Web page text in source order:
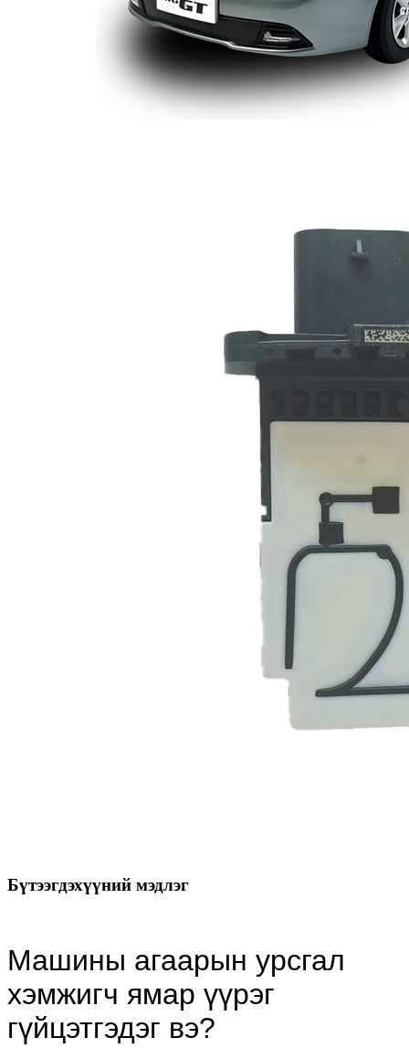
Бүтээгдэхүүний мэдлэг
Машины агаарын урсгал
хэмжигч ямар үүрэг
гүйцэтгэдэг вэ?